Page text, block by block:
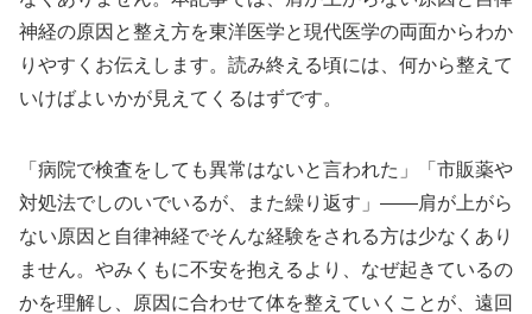
神経の原因と整え方を東洋医学と現代医学の両面からわか
りやすくお伝えします。読み終える頃には、何から整えて
いけばよいかが見えてくるはずです。
「病院で検査をしても異常はないと言われた」「市販薬や
対処法でしのいでいるが、また繰り返す」——肩が上がら
ない原因と自律神経でそんな経験をされる方は少なくあり
ません。やみくもに不安を抱えるより、なぜ起きているの
かを理解し、原因に合わせて体を整えていくことが、遠回